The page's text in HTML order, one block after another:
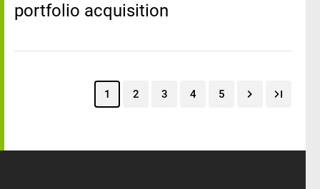
portfolio acquisition
1 2 3 4 5